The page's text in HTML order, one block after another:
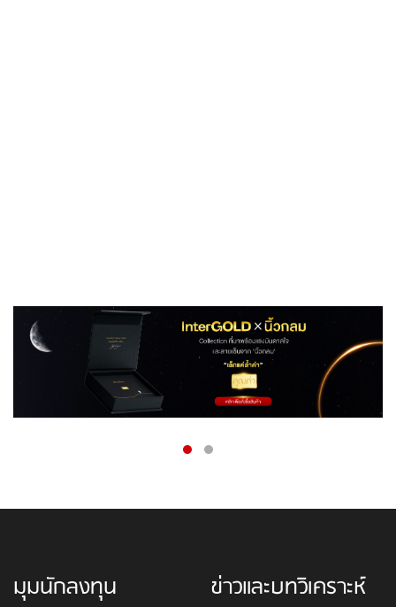
มุมนักลงทุน ข่าวและบทวิเคราะห์